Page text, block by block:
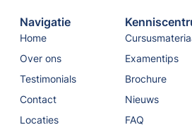
Navigatie
Home
Over ons
Testimonials
Contact
Locaties
Examentips
Brochure
Nieuws
FAQ